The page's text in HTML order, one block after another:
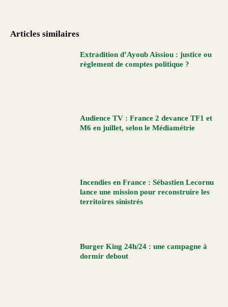
Articles similaires
Extradition d’Ayoub Aïssiou : justice ou
règlement de comptes politique ?
Audience TV : France 2 devance TF1 et
M6 en juillet, selon le Médiamétrie
Incendies en France : Sébastien Lecornu
lance une mission pour reconstruire les
territoires sinistrés
Burger King 24h/24 : une campagne à
dormir debout